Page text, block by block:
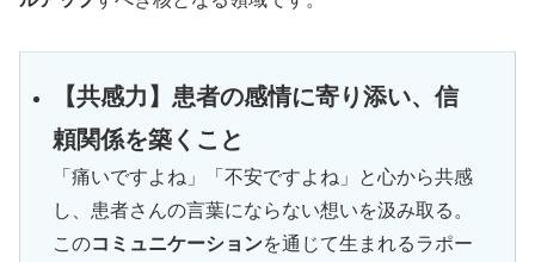
【共感力】患者の感情に寄り添い、信
頼関係を築くこと
「痛いですよね」「不安ですよね」と心から共感
し、患者さんの言葉にならない想いを汲み取る。
このコミュニケーションを通じて生まれるラポー